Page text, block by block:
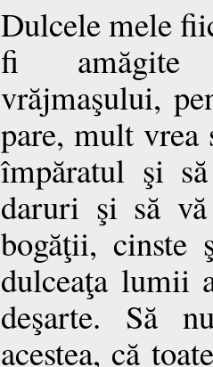
Dulcele mele
fi amăgite
vrăjmaşului,
pare, mult vrea
împăratul şi
daruri şi să
bogăţii, cinste
dulceaţa lumii
deşarte. Să
acestea, că